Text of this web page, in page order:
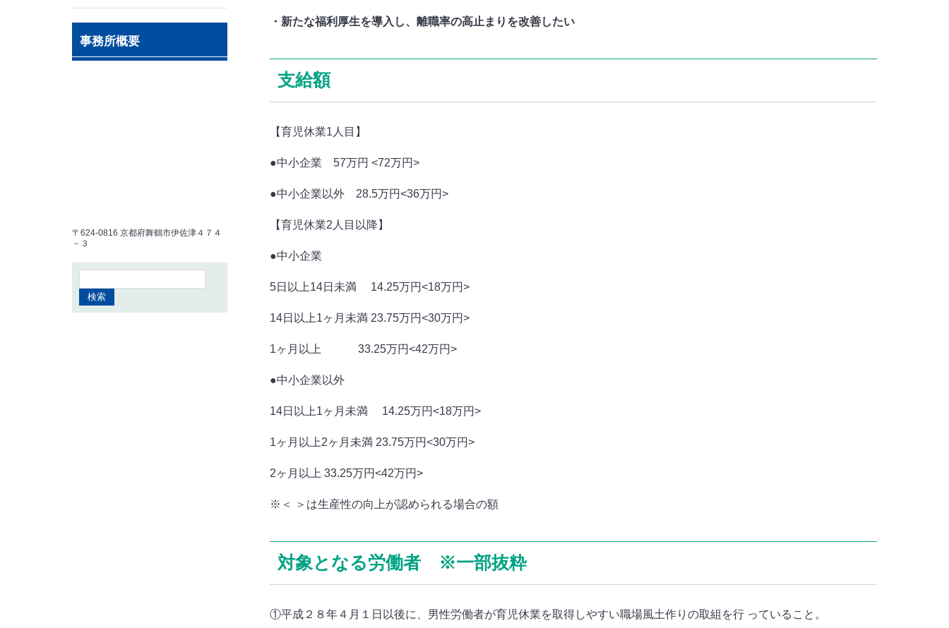
・新たな福利厚生を導入し、離職率の高止まりを改善したい
支給額
【育児休業1人目】
●中小企業 57万円 <72万円>
●中小企業以外 28.5万円<36万円>
【育児休業2人目以降】
●中小企業
5日以上14日未満 14.25万円<18万円>
14日以上1ヶ月未満 23.75万円<30万円>
1ヶ月以上 33.25万円<42万円>
●中小企業以外
14日以上1ヶ月未満 14.25万円<18万円>
1ヶ月以上2ヶ月未満 23.75万円<30万円>
2ヶ月以上 33.25万円<42万円>
※＜ ＞は生産性の向上が認められる場合の額
対象となる労働者 ※一部抜粋
①平成２８年４月１日以後に、男性労働者が育児休業を取得しやすい職場風土作りの取組を行 っていること。
事務所概要
〒624-0816 京都府舞鶴市伊佐津４７４
－３